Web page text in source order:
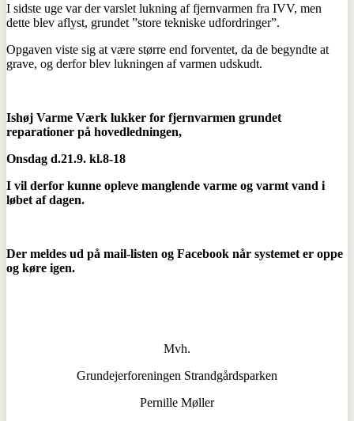
I sidste uge var der varslet lukning af fjernvarmen fra IVV, men
dette blev aflyst, grundet ”store tekniske udfordringer”.
Opgaven viste sig at være større end forventet, da de begyndte at
grave, og derfor blev lukningen af varmen udskudt.
Ishøj Varme Værk lukker for fjernvarmen grundet
reparationer på hovedledningen,
Onsdag d.21.9. kl.8-18
I vil derfor kunne opleve manglende varme og varmt vand i
løbet af dagen.
Der meldes ud på mail-listen og Facebook når systemet er oppe
og køre igen.
Mvh.
Grundejerforeningen Strandgårdsparken
Pernille Møller